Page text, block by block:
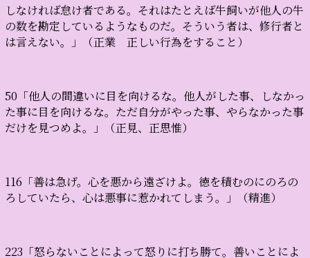
しなければ怠け者である。それはたとえば牛飼いが他人の牛
の数を勘定しているようなものだ。そういう者は、修行者と
は言えない。」（正業 正しい行為をすること）
50「他人の間違いに目を向けるな。他人がした事、しなかっ
た事に目を向けるな。ただ自分がやった事、やらなかった事
だけを見つめよ。」（正見、正思惟）
116「善は急げ。心を悪から遠ざけよ。徳を積むのにのろの
ろしていたら、心は悪事に惹かれてしまう。」（精進）
223「怒らないことによって怒りに打ち勝て。善いことによ